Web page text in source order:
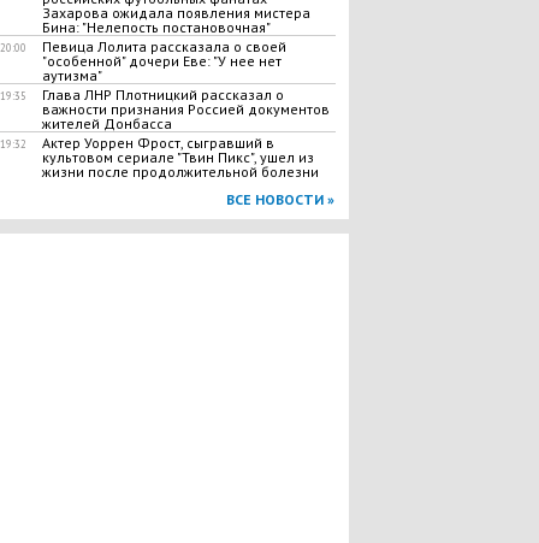
Захарова ожидала появления мистера
Бина: "Нелепость постановочная"
20:00
Певица Лолита рассказала о своей
"особенной" дочери Еве: "У нее нет
аутизма"
19:35
Глава ЛНР Плотницкий рассказал о
важности признания Россией документов
жителей Донбасса
19:32
Актер Уоррен Фрост, сыгравший в
культовом сериале "Твин Пикс", ушел из
жизни после продолжительной болезни
ВСЕ НОВОСТИ »